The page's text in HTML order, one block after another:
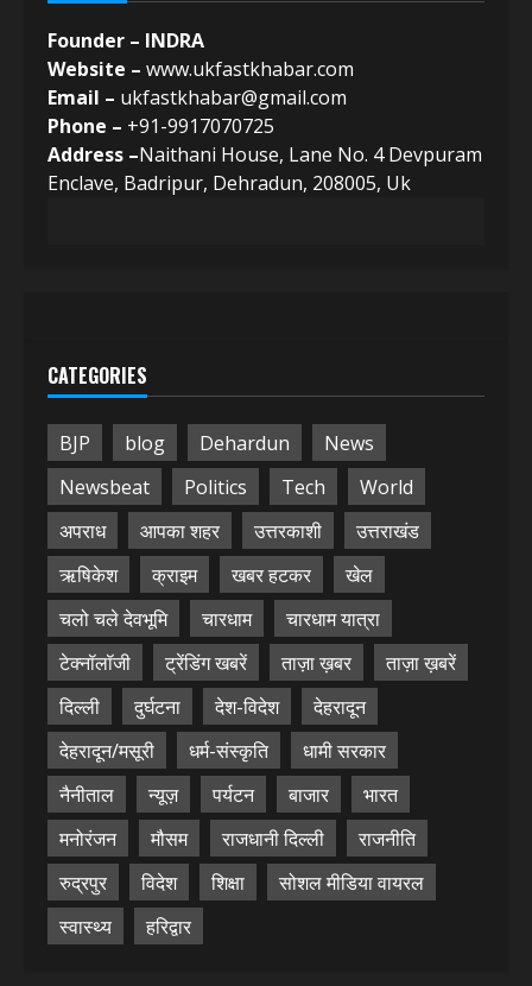
Founder – INDRA
Website – www.ukfastkhabar.com
Email – ukfastkhabar@gmail.com
Phone – +91-9917070725
Address –Naithani House, Lane No. 4 Devpuram
Enclave, Badripur, Dehradun, 208005, Uk
CATEGORIES
BJP blog Dehardun
News
Newsbeat
Politics Tech
World
अपराध
आपका शहर उत्तरकाशी
उत्तराखंड
ऋषिकेश
क्राइम खबर हटकर
खेल
चलो चले देवभूमि
चारधाम
चारधाम यात्रा
टेक्नॉलॉजी
ट्रेंडिंग खबरें ताज़ा ख़बर
ताज़ा ख़बरें
दिल्ली
दुर्घटना देश-विदेश
देहरादून
देहरादून/मसूरी
धर्म-संस्कृति
धामी सरकार
नैनीताल
न्यूज़ पर्यटन बाजार
भारत
मनोरंजन
मौसम राजधानी दिल्ली
राजनीति
रुद्रपुर
विदेश शिक्षा
सोशल मीडिया वायरल
स्वास्थ्य
हरिद्वार